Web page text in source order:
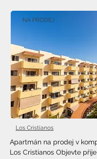
NA PRODEJ
Los Cristianos
Apartmán na prodej v
Los Cristianos Objevte